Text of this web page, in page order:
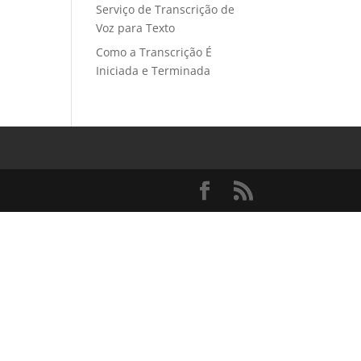
Serviço de Transcrição de
Voz para Texto
Como a Transcrição É
Iniciada e Terminada